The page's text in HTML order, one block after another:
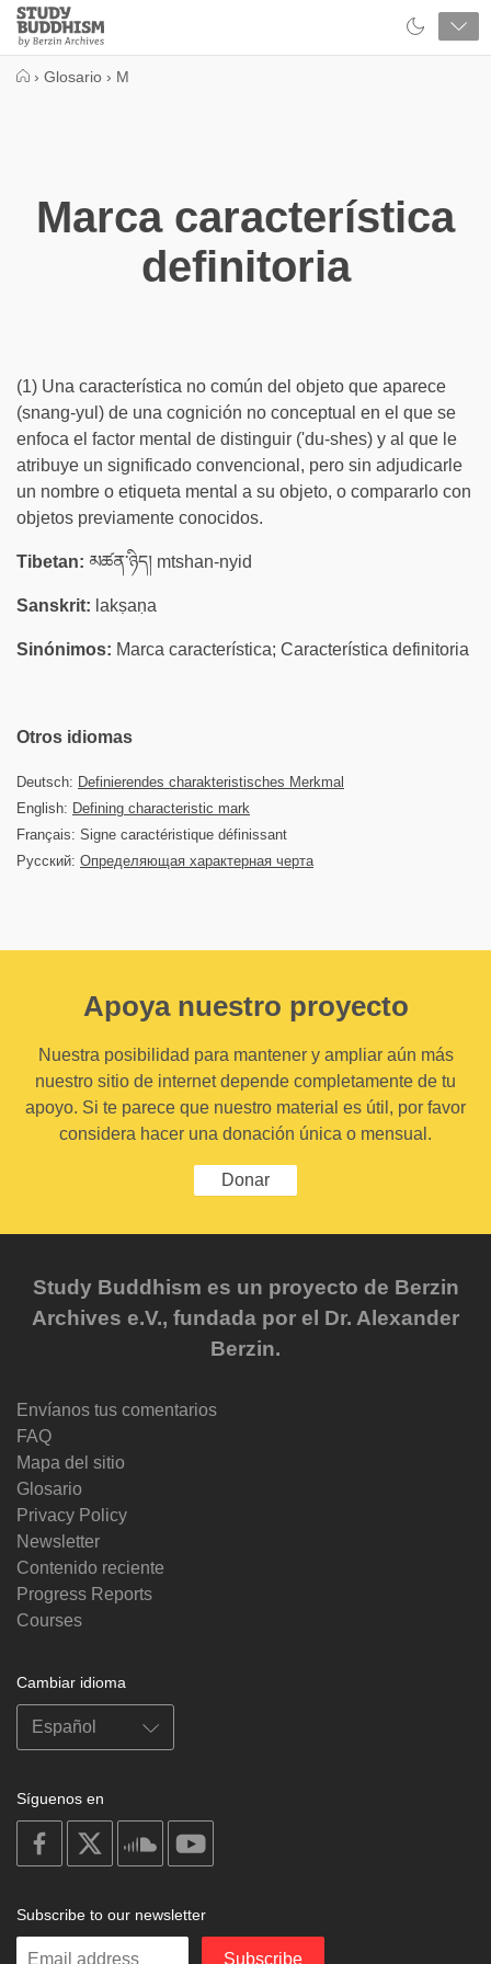
Close
Study
Buddhism
› Glosario › M
Marca característica
definitoria
(1) Una característica no común del objeto que aparece
(snang-yul) de una cognición no conceptual en el que se
enfoca el factor mental de distinguir ('du-shes) y al que le
atribuye un significado convencional, pero sin adjudicarle
un nombre o etiqueta mental a su objeto, o compararlo con
objetos previamente conocidos.
Tibetan: མཚན་ཉིད། mtshan-nyid
Sanskrit: lakṣaṇa
Sinónimos: Marca característica; Característica definitoria
Otros idiomas
Deutsch: Definierendes charakteristisches Merkmal
English: Defining characteristic mark
Français: Signe caractéristique définissant
Русский: Определяющая характерная черта
Apoya nuestro proyecto
Nuestra posibilidad para mantener y ampliar aún más
nuestro sitio de internet depende completamente de tu
apoyo. Si te parece que nuestro material es útil, por favor
considera hacer una donación única o mensual.
Donar
Study Buddhism es un proyecto de Berzin
Archives e.V., fundada por el Dr. Alexander
Berzin.
Envíanos tus comentarios
FAQ
Mapa del sitio
Glosario
Privacy Policy
Newsletter
Contenido reciente
Progress Reports
Courses
Cambiar idioma
Síguenos en
on
facebook
soundcloud
Subscribe to our newsletter
Enter
Subscribe